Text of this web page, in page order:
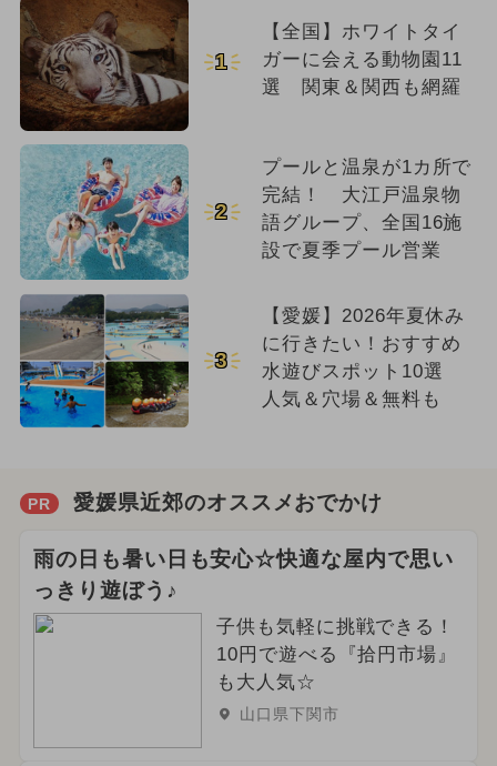
1
【全国】ホワイトタイ
ガーに会える動物園11
選 関東＆関西も網羅
2
プールと温泉が1カ所で
完結！ 大江戸温泉物
語グループ、全国16施
設で夏季プール営業
3
【愛媛】2026年夏休み
に行きたい！おすすめ
水遊びスポット10選
人気＆穴場＆無料も
PR 愛媛県近郊のオススメおでかけ
雨の日も暑い日も安心☆快適な屋内で思い
っきり遊ぼう♪
子供も気軽に挑戦できる！
10円で遊べる『拾円市場』
も大人気☆
山口県下関市